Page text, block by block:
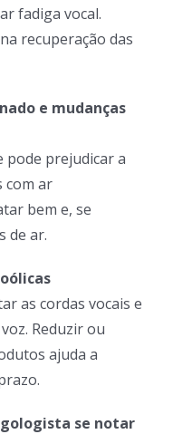
fadiga vocal.
recuperação das
e mudanças
pode prejudicar a
com ar
bem e, se
de ar.
as cordas vocais e
Reduzir ou
ajuda a
se notar